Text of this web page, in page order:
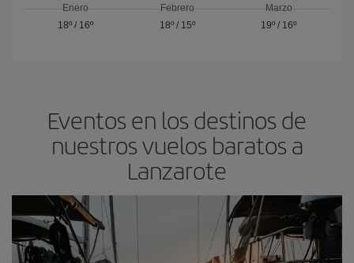
Enero
18º/ 16º
Febrero
18º/ 15º
Marzo
19º / 16º
Eventos en los destinos de
nuestros vuelos baratos a
Lanzarote